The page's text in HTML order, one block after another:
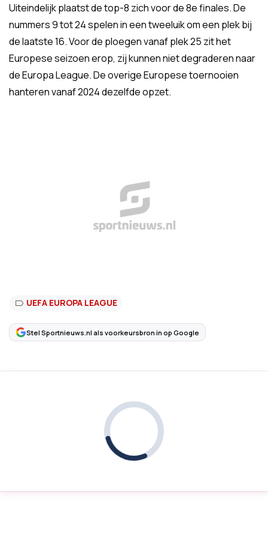
Uiteindelijk plaatst de top-8 zich voor de 8e finales. De
nummers 9 tot 24 spelen in een tweeluik om een plek bij
de laatste 16. Voor de ploegen vanaf plek 25 zit het
Europese seizoen erop, zij kunnen niet degraderen naar
de Europa League. De overige Europese toernooien
hanteren vanaf 2024 dezelfde opzet.
UEFA EUROPA LEAGUE
Stel Sportnieuws.nl als voorkeursbron in op Google